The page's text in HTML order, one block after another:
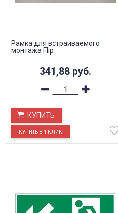
Рамка для встраиваемого
монтажа Flip
341,88 руб.
КУПИТЬ